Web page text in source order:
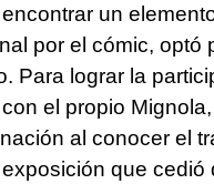
un
por el cómic, optó
Para lograr la
el propio
al conocer el
que